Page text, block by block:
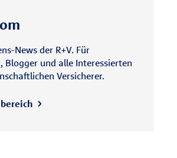
News der R+V. Für
Blogger und alle Interessierten
Versicherer.